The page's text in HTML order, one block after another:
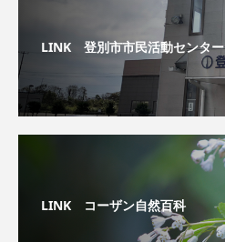
LINK 登別市市民活動センター
LINK コーザン自然百科